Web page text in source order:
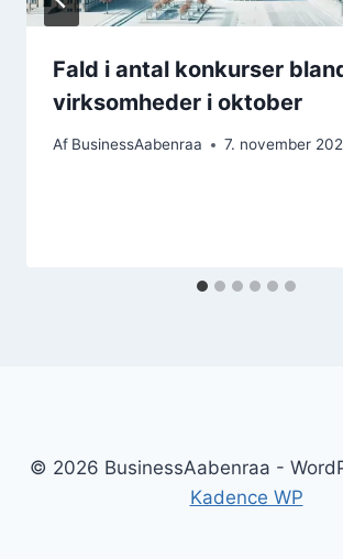
Fald i antal konkurser
virksomheder i oktober
Af BusinessAabenraa 7. november
© 2026 BusinessAabenraa -
Kadence WP